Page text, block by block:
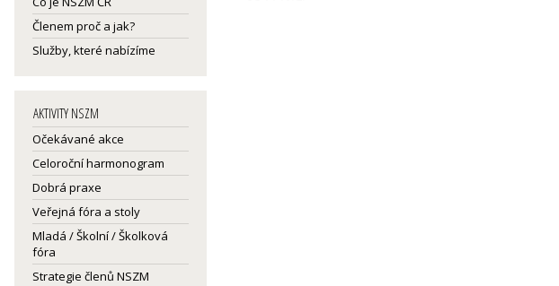
Členem proč a jak?
Služby, které nabízíme
AKTIVITY NSZM
Očekávané akce
Celoroční harmonogram
Dobrá praxe
Veřejná fóra a stoly
Mladá / Školní / Školková
fóra
Strategie členů NSZM